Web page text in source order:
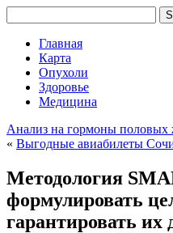
Главная
Карта
Опухоли
Здоровье
Медицина
Анализ на гормоны половых
« Выгодные авиабилеты
Методология
формулировать
гарантировать их